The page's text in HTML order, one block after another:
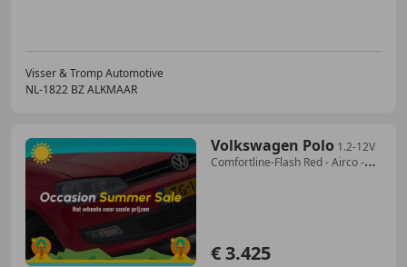
Visser & Tromp Automotive
NL-1822 BZ ALKMAAR
Volkswagen Polo 1.2-12V
Comfortline-Flash Red - Airco -
€ 3.425